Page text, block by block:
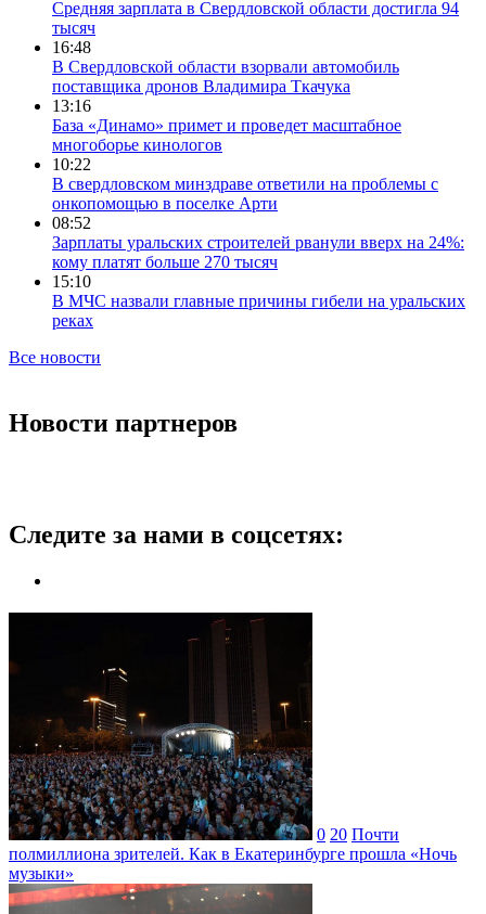
Средняя зарплата в Свердловской области достигла 94
тысяч
16:48
В Свердловской области взорвали автомобиль
поставщика дронов Владимира Ткачука
13:16
База «Динамо» примет и проведет масштабное
многоборье кинологов
10:22
В свердловском минздраве ответили на проблемы с
онкопомощью в поселке Арти
08:52
Зарплаты уральских строителей рванули вверх на 24%:
кому платят больше 270 тысяч
15:10
В МЧС назвали главные причины гибели на уральских
реках
Все новости
Новости партнеров
Следите за нами в соцсетях:
0 20 Почти
полмиллиона зрителей. Как в Екатеринбурге прошла «Ночь
музыки»